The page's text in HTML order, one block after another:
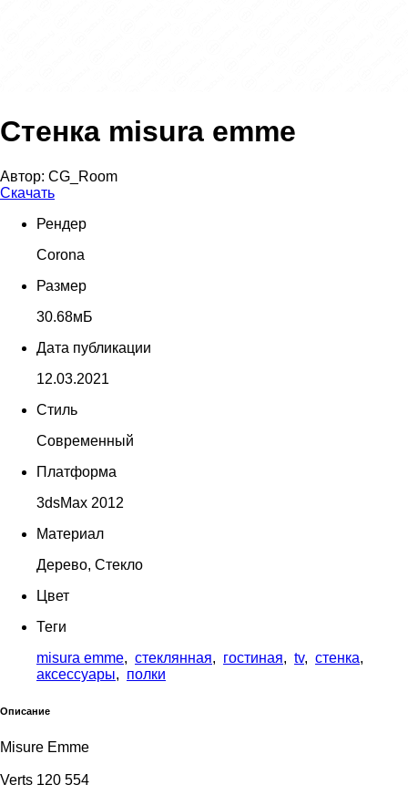
Стенка misura emme
Автор: CG_Room
Скачать
Рендер
Corona
Размер
30.68мБ
Дата публикации
12.03.2021
Стиль
Современный
Платформа
3dsMax 2012
Материал
Дерево, Стекло
Цвет
Теги
misura emme, стеклянная, гостиная, tv, стенка,
аксессуары, полки
Описание
Misure Emme
Verts 120 554